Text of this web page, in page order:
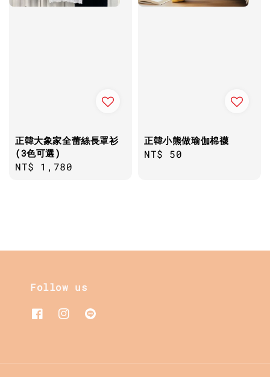
正韓大象家全蕾絲長罩衫
(3色可選)
Regular
NT$ 1,780
正韓小熊做瑜伽棉襪
Regular
NT$ 50
Follow us